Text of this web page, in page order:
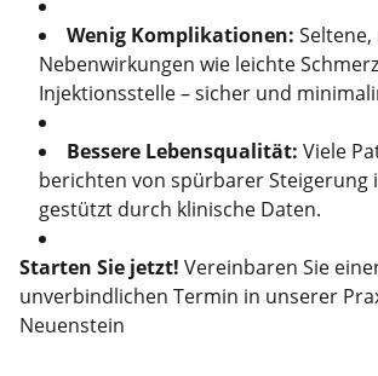
Wenig Komplikationen:
Nebenwirkungen wie leichte
Injektionsstelle – sicher und
Bessere Lebensqualität: Viele
berichten von spürbarer Steigerung
gestützt durch klinische Daten.
Starten Sie jetzt! Vereinbaren Sie
unverbindlichen Termin in unserer
Neuenstein